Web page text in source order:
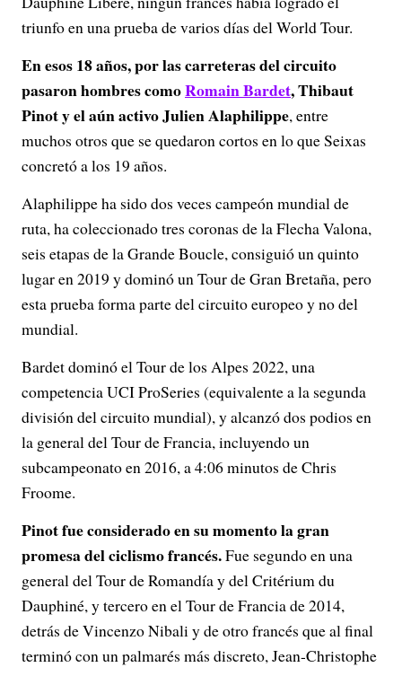
triunfo en una prueba de varios días del World Tour.
En esos 18 años, por las carreteras del circuito
pasaron hombres comoRomain Bardet, Thibaut
Pinot y el aún activo Julien Alaphilippe, entre
muchos otros que se quedaron cortos en lo que Seixas
concretó a los 19 años.
Alaphilippe ha sido dos veces campeón mundial de
ruta, ha coleccionado tres coronas de la Flecha Valona,
seis etapas de la Grande Boucle, consiguió un quinto
lugar en 2019 y dominó un Tour de Gran Bretaña, pero
esta prueba forma parte del circuito europeo y no del
mundial.
Bardet dominó el Tour de los Alpes 2022, una
competencia UCI ProSeries (equivalente a la segunda
división del circuito mundial), y alcanzó dos podios en
la general del Tour de Francia, incluyendo un
subcampeonato en 2016, a 4:06 minutos de Chris
Froome.
Pinot fue considerado en su momento la gran
promesa del ciclismo francés.Fue segundo en una
general del Tour de Romandía y del Critérium du
Dauphiné, y tercero en el Tour de Francia de 2014,
detrás de Vincenzo Nibali y de otro francés que al final
terminó con un palmarés más discreto, Jean-Christophe